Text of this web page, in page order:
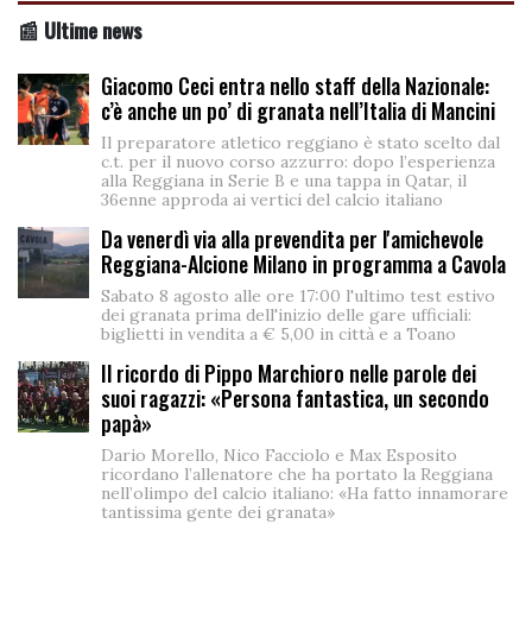
📰 Ultime news
Giacomo Ceci entra nello staff della Nazionale:
c’è anche un po’ di granata nell’Italia di Mancini
Il preparatore atletico reggiano è stato scelto dal
c.t. per il nuovo corso azzurro: dopo l’esperienza
alla Reggiana in Serie B e una tappa in Qatar, il
36enne approda ai vertici del calcio italiano
Da venerdì via alla prevendita per l'amichevole
Reggiana-Alcione Milano in programma a Cavola
Sabato 8 agosto alle ore 17:00 l'ultimo test estivo
dei granata prima dell'inizio delle gare ufficiali:
biglietti in vendita a € 5,00 in città e a Toano
Il ricordo di Pippo Marchioro nelle parole dei
suoi ragazzi: «Persona fantastica, un secondo
papà»
Dario Morello, Nico Facciolo e Max Esposito
ricordano l’allenatore che ha portato la Reggiana
nell’olimpo del calcio italiano: «Ha fatto innamorare
tantissima gente dei granata»